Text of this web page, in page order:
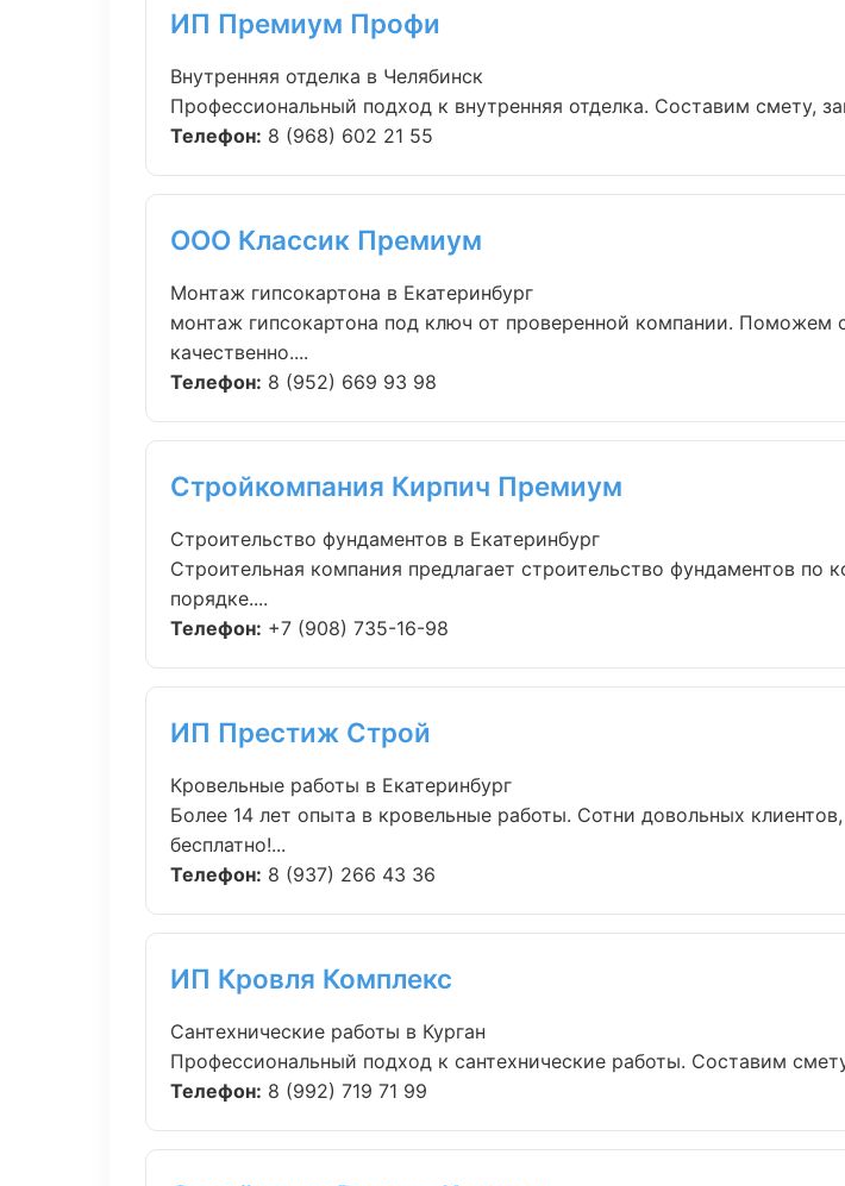
ИП Премиум Профи
Внутренняя отделка в Челябинск
Профессиональный подход к внутренняя отделка. Составим смету,
Телефон: 8 (968) 602 21 55
ООО Классик Премиум
Монтаж гипсокартона в Екатеринбург
монтаж гипсокартона под ключ от проверенной компании.
качественно....
Телефон: 8 (952) 669 93 98
Стройкомпания Кирпич Премиум
Строительство фундаментов в Екатеринбург
Строительная компания предлагает строительство фундаментов
порядке....
Телефон: +7 (908) 735-16-98
ИП Престиж Строй
Кровельные работы в Екатеринбург
Более 14 лет опыта в кровельные работы. Сотни довольных
бесплатно!...
Телефон: 8 (937) 266 43 36
ИП Кровля Комплекс
Сантехнические работы в Курган
Профессиональный подход к сантехнические работы. Составим
Телефон: 8 (992) 719 71 99